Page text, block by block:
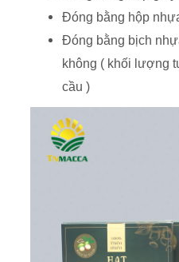
Đóng bằng hộp
Đóng bằng bịch
không ( khối lượng
cầu )